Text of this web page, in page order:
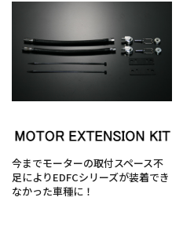
今までモーターの取付スペース不
足によりEDFCシリーズが装着でき
なかった車種に！